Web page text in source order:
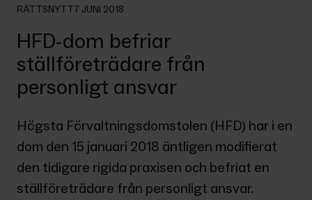
RÄTTSNYTT7 JUNI 2018
HFD-dom befriar
ställföreträdare från
personligt ansvar
Högsta Förvaltningsdomstolen (HFD) har i en
dom den 15 januari 2018 äntligen modifierat
den tidigare rigida praxisen och befriat en
ställföreträdare från personligt ansvar.